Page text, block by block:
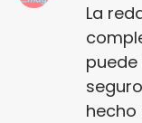
La
hecho